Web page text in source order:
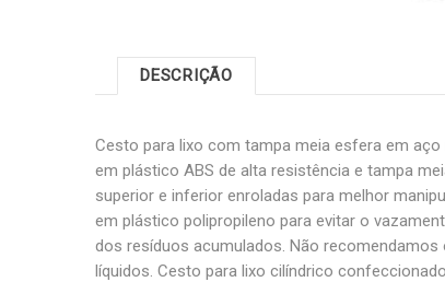
DESCRIÇÃO
Cesto para lixo com tampa meia esfera em
em plástico ABS de alta resistência e tampa
superior e inferior enroladas para melhor
em plástico polipropileno para evitar o
dos resíduos acumulados. Não
líquidos. Cesto para lixo cilíndrico